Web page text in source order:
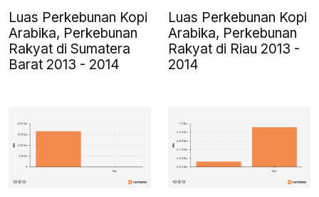
Luas Perkebunan Kopi
Arabika, Perkebunan
Rakyat di Sumatera
Barat 2013 - 2014
Luas Perkebunan Kopi
Arabika, Perkebunan
Rakyat di Riau 2013 -
2014